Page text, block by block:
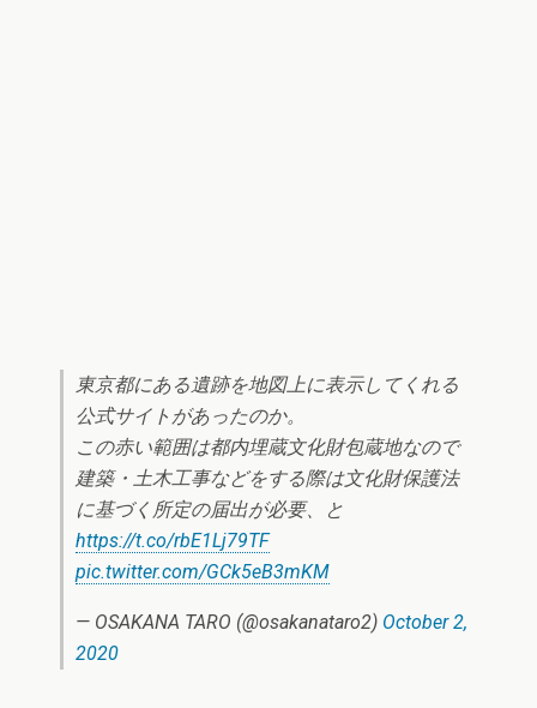
東京都にある遺跡を地図上に表示してくれる
公式サイトがあったのか。
この赤い範囲は都内埋蔵文化財包蔵地なので
建築・土木工事などをする際は文化財保護法
に基づく所定の届出が必要、と
https://t.co/rbE1Lj79TF
pic.twitter.com/GCk5eB3mKM
— OSAKANA TARO (@osakanataro2) October 2,
2020